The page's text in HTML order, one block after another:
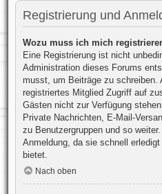
Registrierung und
Wozu muss ich mich
Eine Registrierung ist nicht
Administration dieses Forums
musst, um Beiträge zu schreiben.
registriertes Mitglied Zugriff auf
Gästen nicht zur Verfügung
Private Nachrichten, E-Mail-
zu Benutzergruppen und so
Anmeldung, da sie schnell
bietet.
Nach oben